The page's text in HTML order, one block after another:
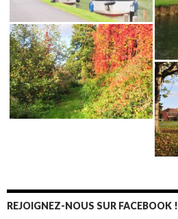
REJOIGNEZ-NOUS SUR FACEBOOK !